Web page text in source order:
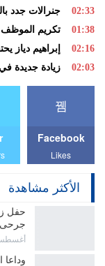
02:33
جنرالات جدد
01:38
تكريم الموظف
02:16
إبراهيم دياز
02:03
زيادة جديدة
Facebook
Likes
الأكثر مشاهدة
أغسطس - 7
وداعا